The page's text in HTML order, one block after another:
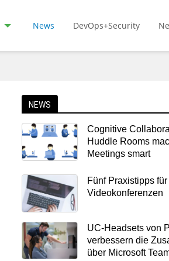
News DevOps+Security
NEWS
Cognitive
Huddle Rooms
Meetings smart
Fünf Praxistipps
Videokonferenzen
UC-Headsets von
verbessern die
über Microsoft